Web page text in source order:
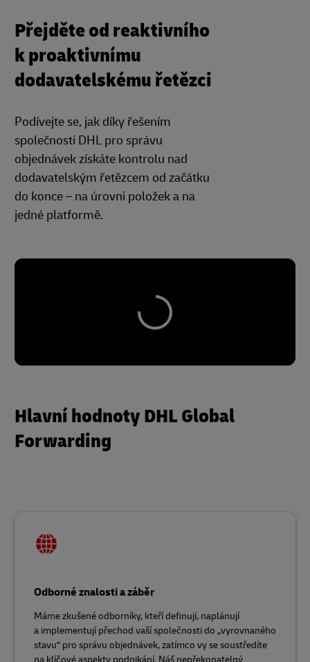
Přejděte od reaktivního
k proaktivnímu
dodavatelskému řetězci
Podívejte se, jak díky řešením
společnosti DHL pro správu
objednávek získáte kontrolu nad
dodavatelským řetězcem od začátku
do konce – na úrovni položek a na
jedné platformě.
Hlavní hodnoty DHL Global
Forwarding
Odborné znalosti a záběr
Máme zkušené odborníky, kteří definují, naplánují
a implementují přechod vaší společnosti do „vyrovnaného
stavu“ pro správu objednávek, zatímco vy se soustředíte
na klíčové aspekty podnikání. Náš nepřekonatelný